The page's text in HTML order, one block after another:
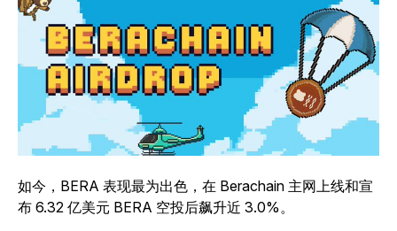
如今，BERA 表现最为出色，在 Berachain 主网上线和宣
布 6.32 亿美元 BERA 空投后飙升近 3.0%。